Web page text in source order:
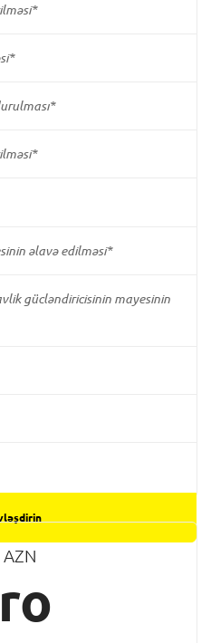
əlavə edilməsi*
gücləndiricisinin mayesinin